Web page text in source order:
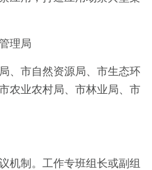
理局
、市自然资源局、市生态环
农业农村局、市林业局、市
机制。工作专班组长或副组